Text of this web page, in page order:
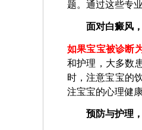
题。通过这些专
面对白癜风
如果宝宝被诊断
和护理，大多数
时，注意宝宝的
注宝宝的心理健
预防与护理